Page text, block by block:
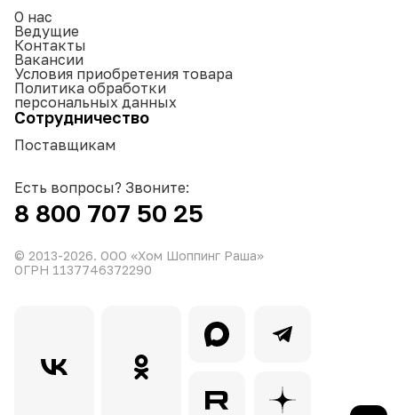
О нас
Ведущие
Контакты
Вакансии
Условия приобретения товара
Политика обработки
персональных данных
Сотрудничество
Поставщикам
Есть вопросы? Звоните:
8 800 707 50 25
© 2013-2026. ООО «Хом Шоппинг Раша»
ОГРН 1137746372290